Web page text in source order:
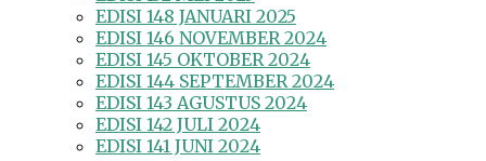
EDISI 148 JANUARI 2025
EDISI 146 NOVEMBER 2024
EDISI 145 OKTOBER 2024
EDISI 144 SEPTEMBER 2024
EDISI 143 AGUSTUS 2024
EDISI 142 JULI 2024
EDISI 141 JUNI 2024